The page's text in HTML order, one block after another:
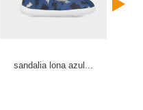
sandalia lona azul...